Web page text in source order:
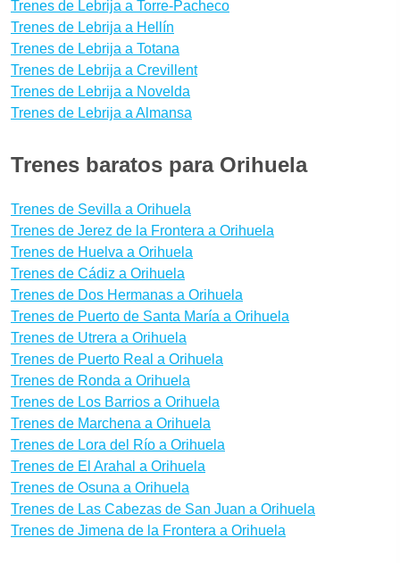
Trenes de Lebrija a Torre-Pacheco
Trenes de Lebrija a Hellín
Trenes de Lebrija a Totana
Trenes de Lebrija a Crevillent
Trenes de Lebrija a Novelda
Trenes de Lebrija a Almansa
Trenes baratos para Orihuela
Trenes de Sevilla a Orihuela
Trenes de Jerez de la Frontera a Orihuela
Trenes de Huelva a Orihuela
Trenes de Cádiz a Orihuela
Trenes de Dos Hermanas a Orihuela
Trenes de Puerto de Santa María a Orihuela
Trenes de Utrera a Orihuela
Trenes de Puerto Real a Orihuela
Trenes de Ronda a Orihuela
Trenes de Los Barrios a Orihuela
Trenes de Marchena a Orihuela
Trenes de Lora del Río a Orihuela
Trenes de El Arahal a Orihuela
Trenes de Osuna a Orihuela
Trenes de Las Cabezas de San Juan a Orihuela
Trenes de Jimena de la Frontera a Orihuela